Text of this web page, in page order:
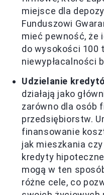
miejsce dla
Funduszowi
mieć pewność, że
do wysokości 100
niewypłacalności
Udzielanie
działają jako
zarówno dla osób
przedsiębiorstw.
finansowanie
jak mieszkania
kredyty
mogą w ten
różne cele, co